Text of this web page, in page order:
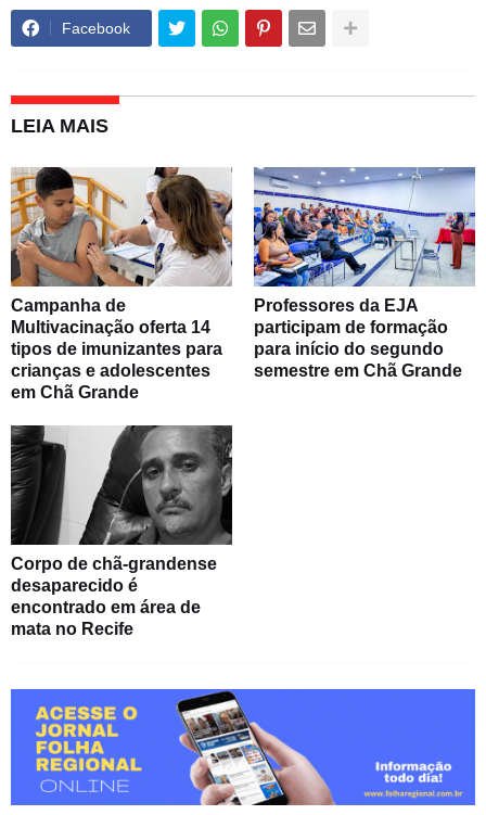
Facebook
LEIA MAIS
Campanha de
Multivacinação oferta 14
tipos de imunizantes para
crianças e adolescentes
em Chã Grande
Professores da EJA
participam de formação
para início do segundo
semestre em Chã Grande
Corpo de chã-grandense
desaparecido é
encontrado em área de
mata no Recife